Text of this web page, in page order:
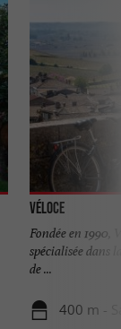
Véloce
Fondée en 1990,
spécialisée
de ...
400 m -